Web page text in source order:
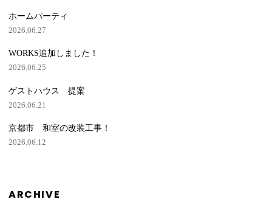
ホームパーティ
2026.06.27
WORKS追加しました！
2026.06.25
ゲストハウス 提案
2026.06.21
京都市 和室の改装工事！
2026.06.12
ARCHIVE